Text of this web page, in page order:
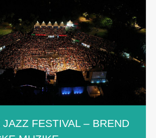
FESTIVAL – BREND